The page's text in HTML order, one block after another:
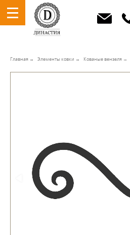
Главная Элементы ковки Кованые вензеля